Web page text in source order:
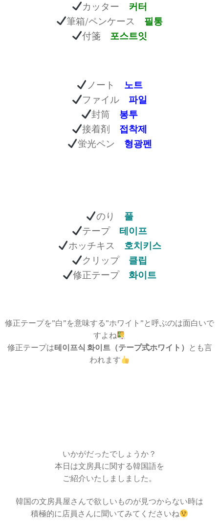
カッター 커터
筆箱/ペンケース 필통
付箋 포스트잇
ノート
노트
ファイル 파일
封筒 봉투
接着剤 접착제
蛍光ペン 형광펜
のり 풀
テープ 테이프
ホッチキス 호치키스
クリップ 클립
修正テープ 화이트
修正テープを”白”を意味する”ホワイト”と呼ぶのは面白いで
すよね
修正テープは테이프식 화이트（テープ式ホワイト） とも言
われます
いかがだったでしょうか？
本日は文房具に関する韓国語を
ご紹介いたしましました。
韓国の文房具屋さんで欲しいものが見つからない時は
積極的に店員さんに聞いてみてくださいね